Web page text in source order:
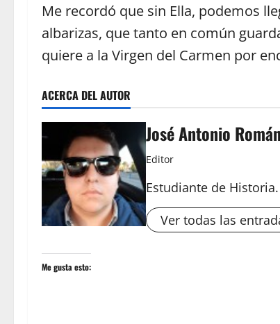
Me recordó que sin Ella, podemos
albarizas, que tanto en común
quiere a la Virgen del Carmen por
ACERCA DEL AUTOR
José Antonio
Editor
Estudiante de
Ver todas las
Me gusta esto: